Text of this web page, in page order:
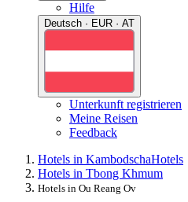
Hilfe
Deutsch · EUR · AT
Unterkunft registrieren
Meine Reisen
Feedback
Hotels in KambodschaHotels
Hotels in Tbong Khmum
Hotels in Ou Reang Ov